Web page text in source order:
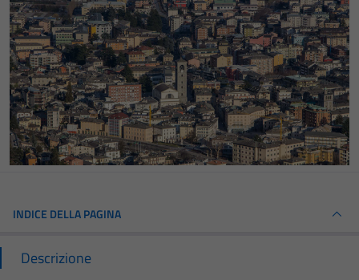
INDICE DELLA PAGINA
Descrizione